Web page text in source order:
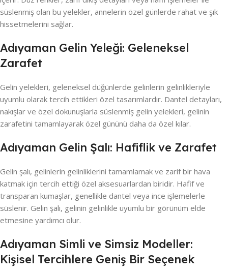
süslenmiş olan bu yelekler, annelerin özel günlerde rahat ve şık
hissetmelerini sağlar.
Adıyaman Gelin Yeleği: Geleneksel
Zarafet
Gelin yelekleri, geleneksel düğünlerde gelinlerin gelinlikleriyle
uyumlu olarak tercih ettikleri özel tasarımlardır. Dantel detayları,
nakışlar ve özel dokunuşlarla süslenmiş gelin yelekleri, gelinin
zarafetini tamamlayarak özel gününü daha da özel kılar.
Adıyaman Gelin Şalı: Hafiflik ve Zarafet
Gelin şalı, gelinlerin gelinliklerini tamamlamak ve zarif bir hava
katmak için tercih ettiği özel aksesuarlardan biridir. Hafif ve
transparan kumaşlar, genellikle dantel veya ince işlemelerle
süslenir. Gelin şalı, gelinin gelinlikle uyumlu bir görünüm elde
etmesine yardımcı olur.
Adıyaman Simli ve Simsiz Modeller:
Kişisel Tercihlere Geniş Bir Seçenek